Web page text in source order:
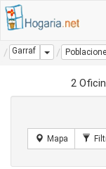
Garraf Dropdown
2